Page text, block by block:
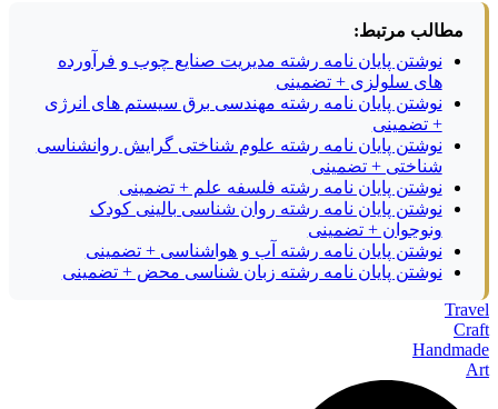
مطالب مرتبط:
نوشتن پایان نامه رشته مدیریت صنایع چوب و فرآورده
های سلولزی + تضمینی
نوشتن پایان نامه رشته مهندسی برق سیستم های انرژی
+ تضمینی
نوشتن پایان نامه رشته علوم شناختی گرایش روانشناسی
شناختی + تضمینی
نوشتن پایان نامه رشته فلسفه علم + تضمینی
نوشتن پایان نامه رشته روان شناسی بالینی کودک
ونوجوان + تضمینی
نوشتن پایان نامه رشته آب و هواشناسی + تضمینی
نوشتن پایان نامه رشته زبان شناسی محض + تضمینی
Travel
Craft
Handmade
Art